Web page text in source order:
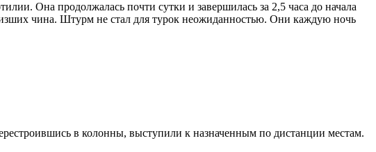
Она продолжалась почти сутки и завершилась за 2,5 часа до начала
чина. Штурм не стал для турок неожиданностью. Они каждую ночь
в колонны, выступили к назначенным по дистанции местам.